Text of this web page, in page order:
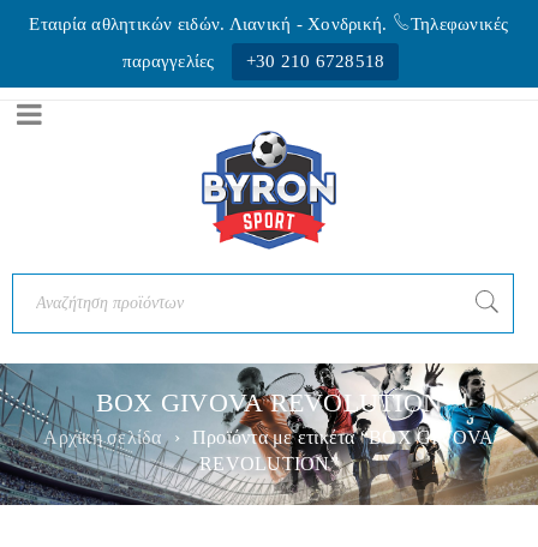
Εταιρία αθλητικών ειδών. Λιανική - Xονδρική.
Τηλεφωνικές
παραγγελίες
+30 210 6728518
BOX GIVOVA REVOLUTION
Αρχική σελίδα ›
Προϊόντα με ετικέτα “BOX GIVOVA
REVOLUTION”